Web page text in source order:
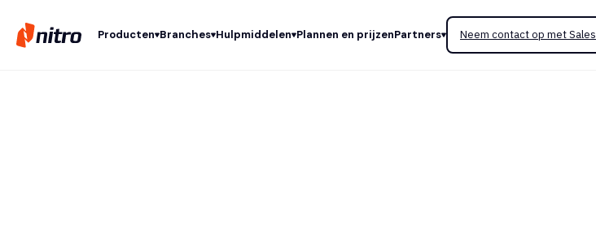
Producten Branches Hulpmiddelen Plannen en prijzenPartners Neem contact op met Sales